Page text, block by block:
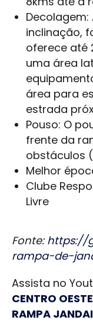
inclinação,
oferece até
uma área
área para
estrada
Pouso: O
frente da
obstáculos
Melhor
Clube
Livre
Fonte: https://
rampa-de-
Assista no
CENTRO
RAMPA